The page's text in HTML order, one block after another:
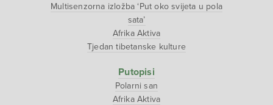
Multisenzorna izložba ‘Put oko svijeta u pola
sata’
Afrika Aktiva
Tjedan tibetanske kulture
Putopisi
Polarni san
Afrika Aktiva